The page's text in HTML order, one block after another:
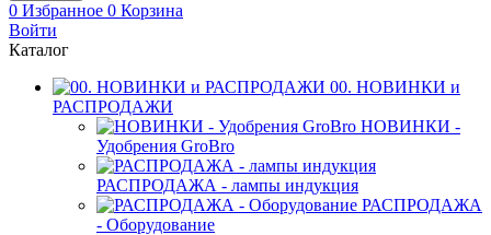
0 Избранное 0 Корзина
Войти
Каталог
00. НОВИНКИ и
РАСПРОДАЖИ
НОВИНКИ -
Удобрения GroBro
РАСПРОДАЖА - лампы индукция
РАСПРОДАЖА
- Оборудование